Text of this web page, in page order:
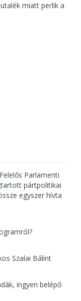
miatt perlik a
Parlamenti
pártpolitikai
egyszer hívta
Szalai Bálint
ingyen belépő